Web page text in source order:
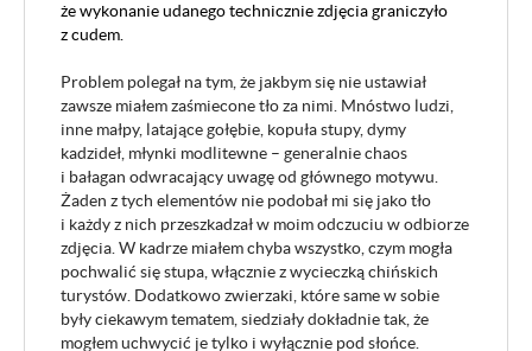
że wykonanie udanego technicznie zdjęcia graniczyło
z cudem.
Problem polegał na tym, że jakbym się nie ustawiał
zawsze miałem zaśmiecone tło za nimi. Mnóstwo ludzi,
inne małpy, latające gołębie, kopuła stupy, dymy
kadzideł, młynki modlitewne – generalnie chaos
i bałagan odwracający uwagę od głównego motywu.
Żaden z tych elementów nie podobał mi się jako tło
i każdy z nich przeszkadzał w moim odczuciu w odbiorze
zdjęcia. W kadrze miałem chyba wszystko, czym mogła
pochwalić się stupa, włącznie z wycieczką chińskich
turystów. Dodatkowo zwierzaki, które same w sobie
były ciekawym tematem, siedziały dokładnie tak, że
mogłem uchwycić je tylko i wyłącznie pod słońce.